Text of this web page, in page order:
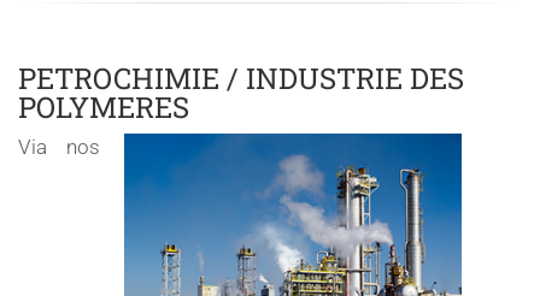
PETROCHIMIE / INDUSTRIE DES
POLYMERES
Via nos